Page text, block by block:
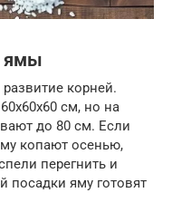
ямы
корней.
см, но на
до 80 см. Если
копают осенью,
перегнить и
посадки яму готовят